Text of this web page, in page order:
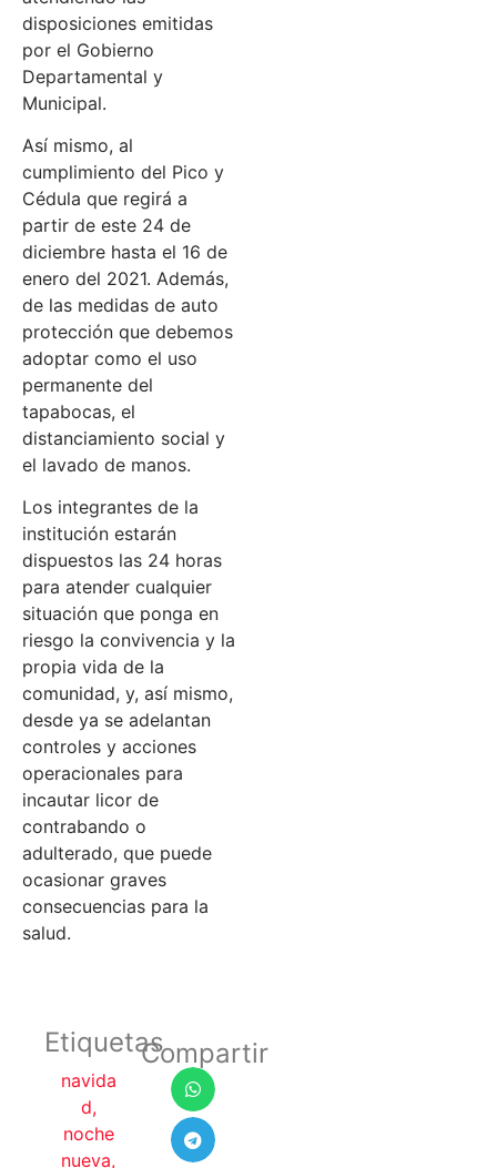
disposiciones emitidas
por el Gobierno
Departamental y
Municipal.
Así mismo, al
cumplimiento del Pico y
Cédula que regirá a
partir de este 24 de
diciembre hasta el 16 de
enero del 2021. Además,
de las medidas de auto
protección que debemos
adoptar como el uso
permanente del
tapabocas, el
distanciamiento social y
el lavado de manos.
Los integrantes de la
institución estarán
dispuestos las 24 horas
para atender cualquier
situación que ponga en
riesgo la convivencia y la
propia vida de la
comunidad, y, así mismo,
desde ya se adelantan
controles y acciones
operacionales para
incautar licor de
contrabando o
adulterado, que puede
ocasionar graves
consecuencias para la
salud.
Etiquetas
navida
d,
noche
nueva,
Compartir